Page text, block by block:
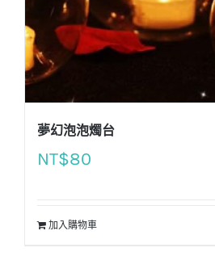
夢幻泡泡燭台
NT$80
加入購物車